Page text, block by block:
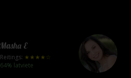
Masha E
Reitings: ★★★★☆
64% latviete